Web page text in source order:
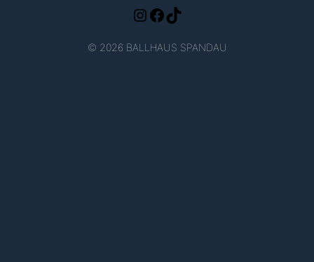
Instagram
Facebook
TikTok
© 2026 BALLHAUS SPANDAU